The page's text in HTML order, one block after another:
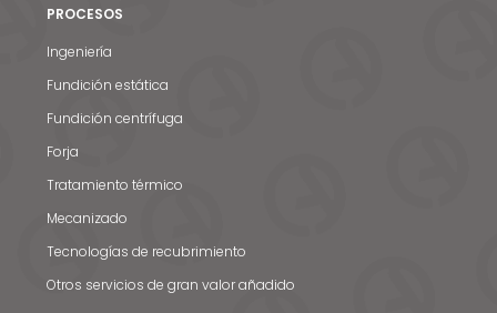
PROCESOS
Ingeniería
Fundición estática
Fundición centrífuga
Forja
Tratamiento térmico
Mecanizado
Tecnologías de recubrimiento
Otros servicios de gran valor añadido